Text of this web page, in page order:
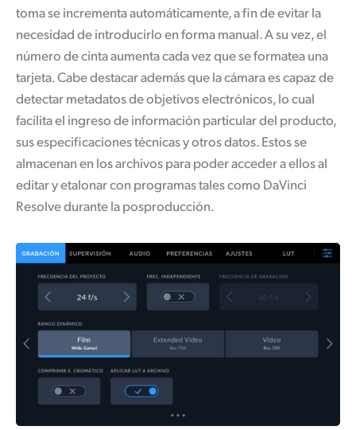
toma se incrementa automáticamente, a fin de evitar la
necesidad de introducirlo en forma manual. A su vez, el
número de cinta aumenta cada vez que se formatea una
tarjeta. Cabe destacar además que la cámara es capaz de
detectar metadatos de objetivos electrónicos, lo cual
facilita el ingreso de información particular del producto,
sus especificaciones técnicas y otros datos. Estos se
almacenan en los archivos para poder acceder a ellos al
editar y etalonar con programas tales como DaVinci
Resolve durante la posproducción.